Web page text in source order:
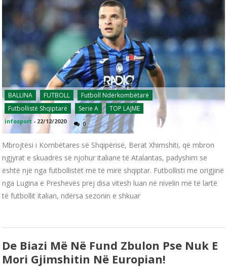
BALLINA FUTBOLL
Futboll Ndërkombëtarë
Futbollistë Shqiptarë
Serie A TOP LAJME
infosport - 22/12/2020 0
Mbrojtësi i Kombëtares së Shqipërisë, Berat Xhimshiti, që mbron
ngjyrat e skuadrës së njohur italiane të Atalantas, padyshim se
është një nga futbollistët më të mirë shqiptar. Futbollisti me origjinë
nga Lugina e Preshevës prej disa vitesh luan në nivelin më të lartë
të futbollit italian, ndërsa sezonin e shkuar
De Biazi Më Në Fund Zbulon Pse Nuk E
Mori Gjimshitin Në Europian!